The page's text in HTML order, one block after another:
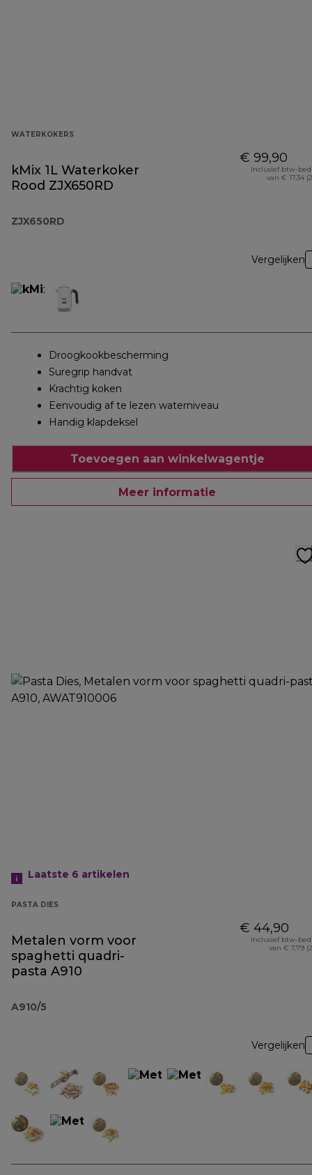
WATERKOKERS
kMix 1L Waterkoker
Rood ZJX650RD
ZJX650RD
€ 99,90
Inclusief btw-
van € 17,34
Vergelijken
Droogkookbescherming
Suregrip handvat
Krachtig koken
Eenvoudig af te lezen waterniveau
Handig klapdeksel
Toevoegen aan winkelwagentje
Meer informatie
Laatste 6 artikelen
PASTA DIES
Metalen vorm voor
spaghetti quadri-
pasta A910
A910/5
€ 44,90
Inclusief btw-
van € 7,79
Vergelijken